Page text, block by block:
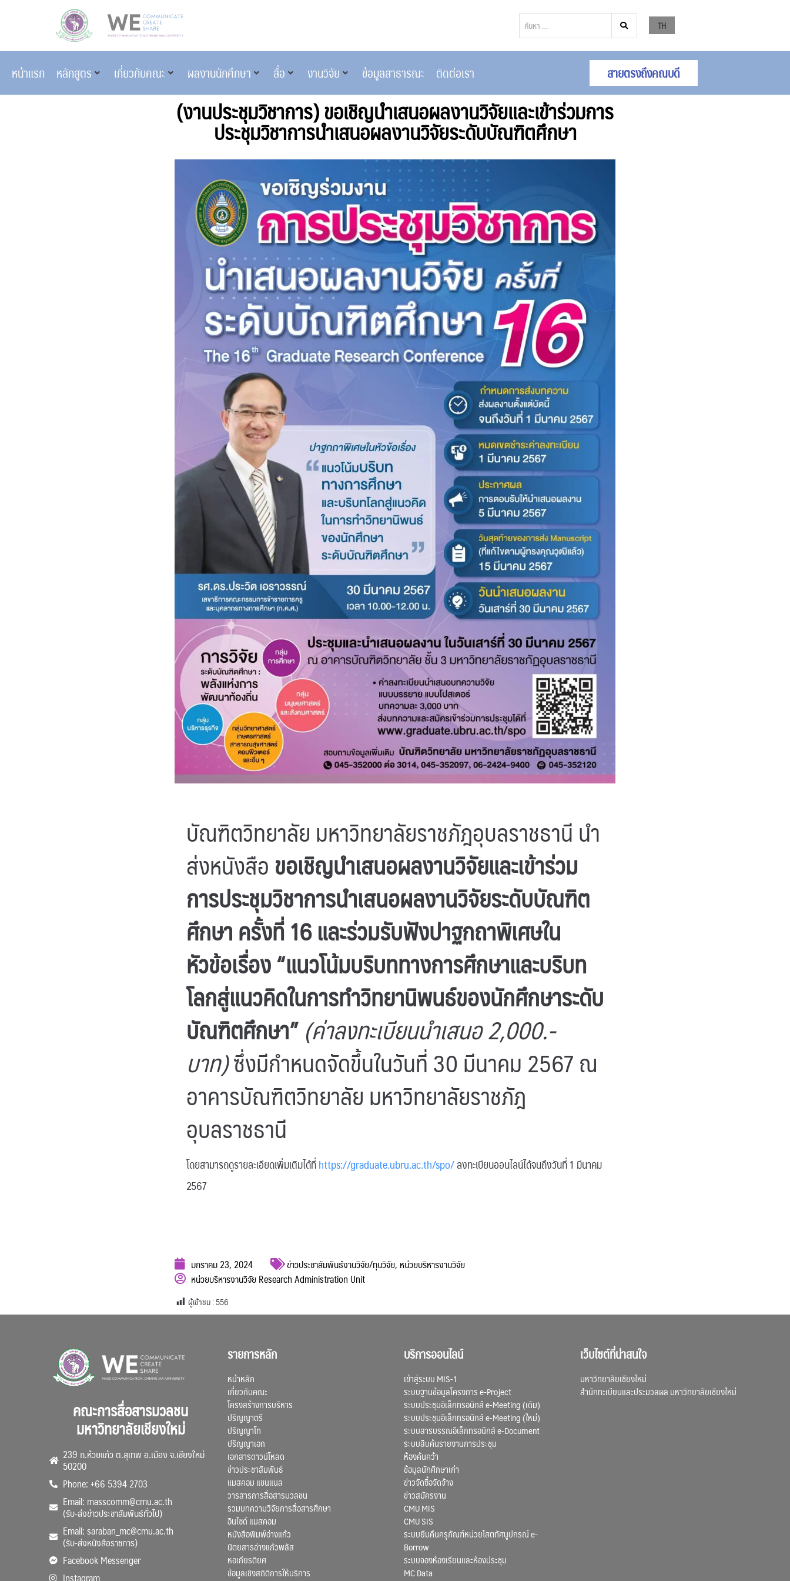
TH
หน้าแรก หลักสูตร เกี่ยวกับคณะ ผลงานนักศึกษา สื่อ งานวิจัย ข้อมูลสาธารณะ ติดต่อเรา สายตรงถึงคณบดี
(งานประชุมวิชาการ) ขอเชิญนำเสนอผลงานวิจัยและเข้าร่วมการ
ประชุมวิชาการนำเสนอผลงานวิจัยระดับบัณฑิตศึกษา
บัณฑิตวิทยาลัย มหาวิทยาลัยราชภัฎอุบลราชธานี นำ
ส่งหนังสือขอเชิญนำเสนอผลงานวิจัยและเข้าร่วม
การประชุมวิชาการนำเสนอผลงานวิจัยระดับบัณฑิต
ศึกษา ครั้งที่ 16 และร่วมรับฟังปาฐกถาพิเศษใน
หัวข้อเรื่อง “แนวโน้มบริบททางการศึกษาและบริบท
โลกสู่แนวคิดในการทำวิทยานิพนธ์ของนักศึกษาระดับ
บัณฑิตศึกษา”(ค่าลงทะเบียนนำเสนอ 2,000.-
บาท)ซึ่งมีกำหนดจัดขึ้นในวันที่ 30 มีนาคม 2567 ณ
อาคารบัณฑิตวิทยาลัย มหาวิทยาลัยราชภัฎ
อุบลราชธานี
โดยสามารถดูรายละเอียดเพิ่มเติมได้ที่https://graduate.ubru.ac.th/spo/ลงทะเบียนออนไลน์ได้จนถึงวันที่ 1 มีนาคม
2567
มกราคม 23, 2024 ข่าวประชาสัมพันธ์งานวิจัย/ทุนวิจัย, หน่วยบริหารงานวิจัย
หน่วยบริหารงานวิจัย Research Administration Unit
ผู้เข้าชม :556
คณะการสื่อสารมวลชน
มหาวิทยาลัยเชียงใหม่
239 ถ.ห้วยแก้ว ต.สุเทพ อ.เมือง จ.เชียงใหม่
50200
Phone: +66 5394 2703
Email: masscomm@cmu.ac.th
(รับ-ส่งข่าวประชาสัมพันธ์ทั่วไป)
Email: saraban_mc@cmu.ac.th
(รับ-ส่งหนังสือราชการ)
Facebook Messenger
รายการหลัก
หน้าหลัก
เกี่ยวกับคณะ
โครงสร้างการบริหาร
ปริญญาตรี
ปริญญาโท
ปริญญาเอก
เอกสารดาวน์โหลด
ข่าวประชาสัมพันธ์
แมสคอม แชนแนล
วารสารการสื่อสารมวลชน
รวมบทความวิจัยการสื่อสารศึกษา
อินไซด์ แมสคอม
หนังสือพิมพ์อ่างแก้ว
นิตยสารอ่างแก้วพลัส
หอเกียรติยศ
ข้อมูลเชิงสถิติการให้บริการ
บริการออนไลน์
เข้าสู่ระบบ MIS-1
ระบบฐานข้อมูลโครงการ e-Project
ระบบประชุมอิเล็กทรอนิกส์ e-Meeting (เดิม)
ระบบประชุมอิเล็กทรอนิกส์ e-Meeting (ใหม่)
ระบบสารบรรณอิเล็กทรอนิกส์ e-Document
ระบบสืบค้นรายงานการประชุม
ห้องค้นคว้า
ข้อมูลนักศึกษาเก่า
ข่าวจัดซื้อจัดจ้าง
ข่าวสมัครงาน
CMU MIS
CMU SIS
ระบบยืมคืนครุภัณฑ์หน่วยโสตทัศนูปกรณ์ e-
Borrow
ระบบจองห้องเรียนและห้องประชุม
MC Data
เว็บไซต์ที่น่าสนใจ
มหาวิทยาลัยเชียงใหม่
สำนักทะเบียนและประมวลผล มหาวิทยาลัยเชียงใหม่